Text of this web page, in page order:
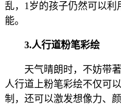
乱，1岁的孩子仍然可以
能。
3.人行道粉笔彩绘
天气晴朗时，不妨带著
人行道上粉笔彩绘不仅可
制，还可以激发想像力、